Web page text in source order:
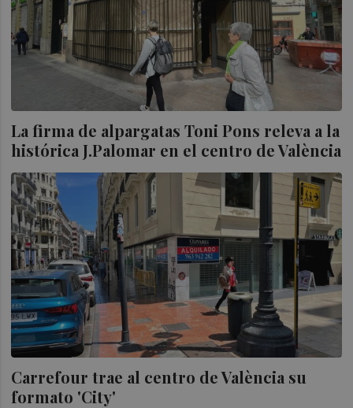
La firma de alpargatas Toni Pons releva a la
histórica J.Palomar en el centro de València
Carrefour trae al centro de València su
formato 'City'